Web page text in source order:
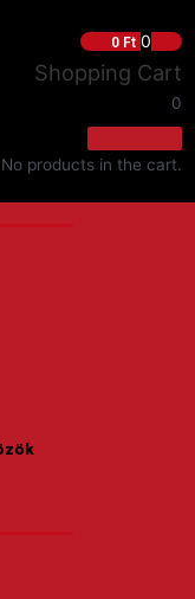
0 Ft 0
Shopping Cart
0
No products in the cart.